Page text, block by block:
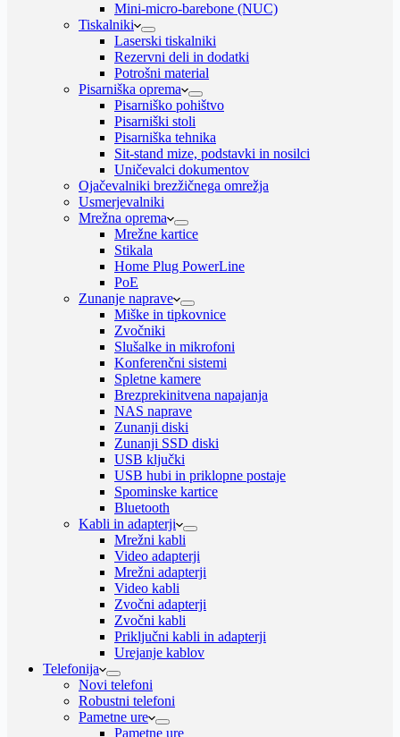
Mini-micro-barebone (NUC)
Tiskalniki
Laserski tiskalniki
Rezervni deli in dodatki
Potrošni material
Pisarniška oprema
Pisarniško pohištvo
Pisarniški stoli
Pisarniška tehnika
Sit-stand mize, podstavki in nosilci
Uničevalci dokumentov
Ojačevalniki brezžičnega omrežja
Usmerjevalniki
Mrežna oprema
Mrežne kartice
Stikala
Home Plug PowerLine
PoE
Zunanje naprave
Miške in tipkovnice
Zvočniki
Slušalke in mikrofoni
Konferenčni sistemi
Spletne kamere
Brezprekinitvena napajanja
NAS naprave
Zunanji diski
Zunanji SSD diski
USB ključki
USB hubi in priklopne postaje
Spominske kartice
Bluetooth
Kabli in adapterji
Mrežni kabli
Video adapterji
Mrežni adapterji
Video kabli
Zvočni adapterji
Zvočni kabli
Priključni kabli in adapterji
Urejanje kablov
Telefonija
Novi telefoni
Robustni telefoni
Pametne ure
Pametne ure